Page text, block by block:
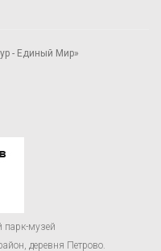
- Единый Мир»
музей
деревня Петрово.